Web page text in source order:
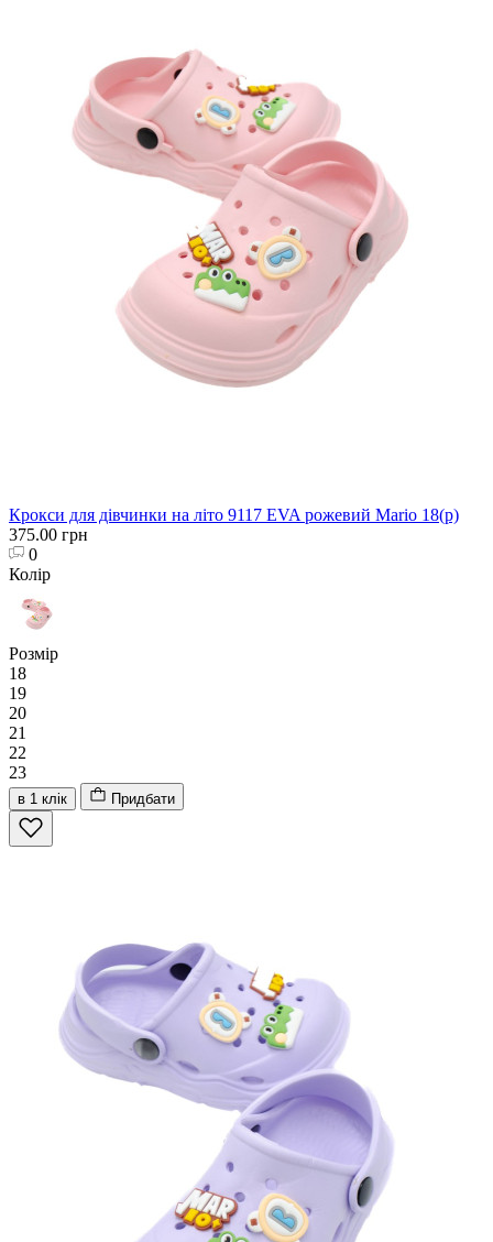
Крокси для дівчинки на літо 9117 EVA рожевий Mario 18(р)
375.00 грн
0
Колір
Розмір
18
19
20
21
22
23
в 1 клік Придбати